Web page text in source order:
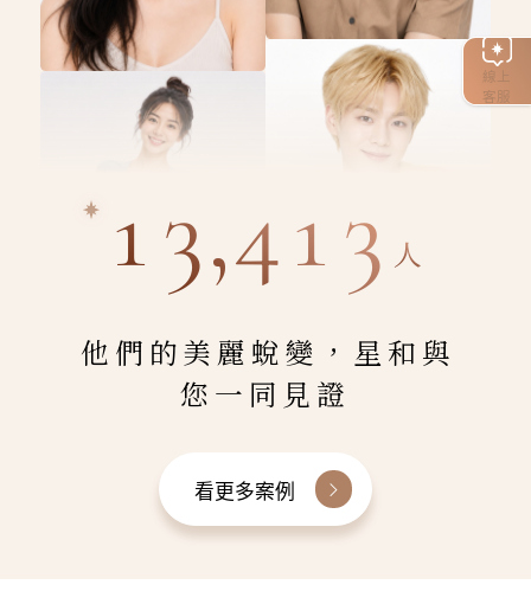
線上
客服
13,413 人
他們的美麗蛻變，星和與
您一同見證
看更多案例